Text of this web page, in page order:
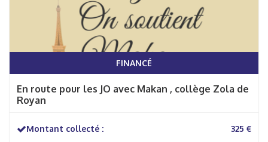
FINANCÉ
En route pour les JO avec Makan , collège Zola de
Royan
Montant collecté : 325 €